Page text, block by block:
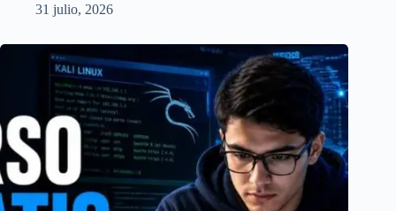
31 julio, 2026